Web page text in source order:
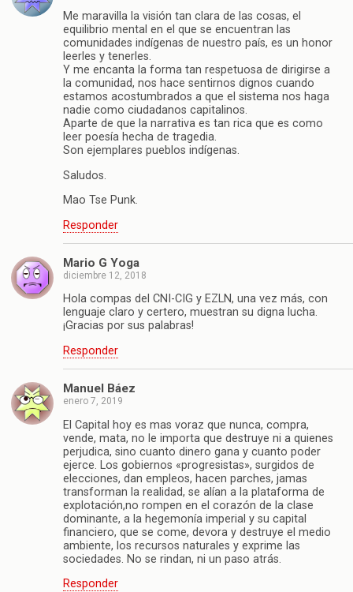
Me maravilla la visión tan clara de las cosas, el
equilibrio mental en el que se encuentran las
comunidades indígenas de nuestro país, es un honor
leerles y tenerles.
Y me encanta la forma tan respetuosa de dirigirse a
la comunidad, nos hace sentirnos dignos cuando
estamos acostumbrados a que el sistema nos haga
nadie como ciudadanos capitalinos.
Aparte de que la narrativa es tan rica que es como
leer poesía hecha de tragedia.
Son ejemplares pueblos indígenas.
Saludos.
Mao Tse Punk.
Responder
Mario G Yoga
diciembre 12, 2018
Hola compas del CNI-CIG y EZLN, una vez más, con
lenguaje claro y certero, muestran su digna lucha.
¡Gracias por sus palabras!
Responder
Manuel Báez
enero 7, 2019
El Capital hoy es mas voraz que nunca, compra,
vende, mata, no le importa que destruye ni a quienes
perjudica, sino cuanto dinero gana y cuanto poder
ejerce. Los gobiernos «progresistas», surgidos de
elecciones, dan empleos, hacen parches, jamas
transforman la realidad, se alían a la plataforma de
explotación,no rompen en el corazón de la clase
dominante, a la hegemonía imperial y su capital
financiero, que se come, devora y destruye el medio
ambiente, los recursos naturales y exprime las
sociedades. No se rindan, ni un paso atrás.
Responder